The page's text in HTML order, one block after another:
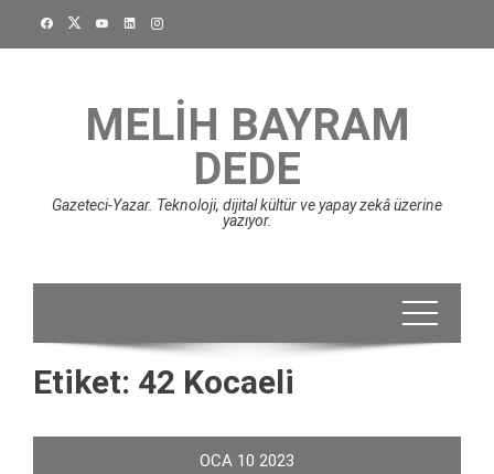
MELIH BAYRAM
DEDE
Gazeteci-Yazar. Teknoloji, dijital kültür ve yapay zekâ üzerine
yazıyor.
Etiket: 42 Kocaeli
OCA 10 2023